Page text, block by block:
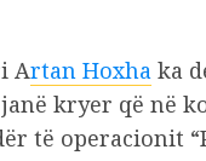
Artan Hoxha ka
kryer që në
të operacionit